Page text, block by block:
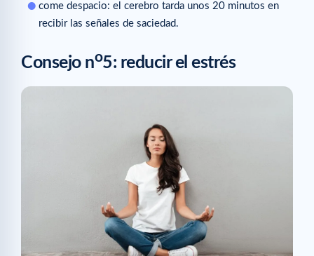
come despacio: el cerebro tarda unos 20 minutos en
recibir las señales de saciedad.
Consejo no5: reducir el estrés